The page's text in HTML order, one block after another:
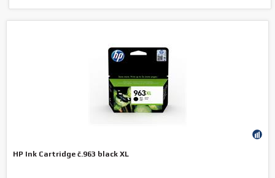
HP Ink Cartridge č.963 black XL